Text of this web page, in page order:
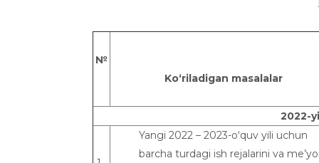
№
Ko‘riladigan masalalar
2022-
Yangi 2022 – 2023-o‘quv yili uchun
barcha turdagi ish rejalarini va